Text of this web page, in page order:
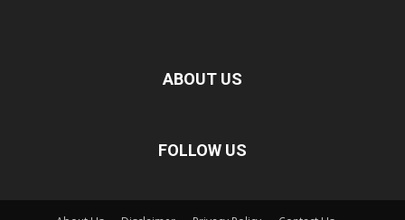
ABOUT US
FOLLOW US